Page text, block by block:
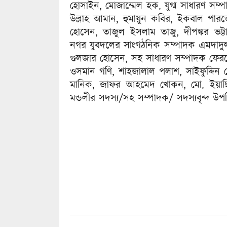
হোসাইন, মোজাম্মেল হক. যুগ্ম সাধারণ
উল্লাহ আমান, হুমায়ুন কবির, ইকবাল
হোসেন, তাজুল ইসলাম তাজু, দীপঙ্কর
নগর যুবদলের সাংগঠনিক সম্পাদক
গুলজার হোসেন, সহ সাধারণ সম্পাদক
ওসমান গণি, শাহজালাল পলাশ,
মানিক, জাফর আহমেদ খোকন, মো.
মন্ডলীর সদস্য/সহ সম্পাদক/ সদস্যবৃন্দ